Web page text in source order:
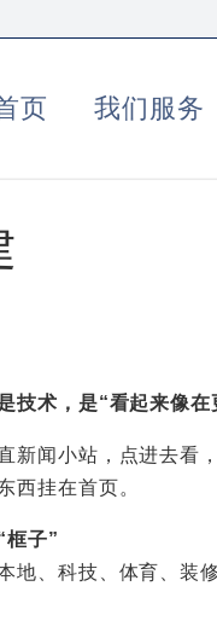
页 我们服务
技术，是“看起来像在
新闻小站，点进去看
西挂在首页。
框子”
地、科技、体育、装